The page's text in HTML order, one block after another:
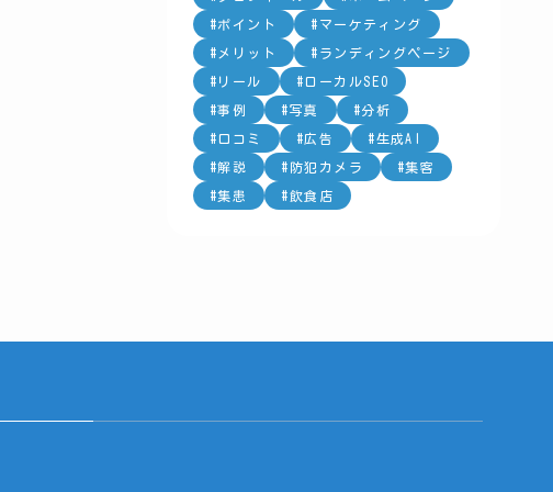
ポイント マーケティング
メリット ランディングページ
リール ローカルSEO
事例 写真 分析
口コミ 広告 生成AI
解説 防犯カメラ 集客
集患 飲食店